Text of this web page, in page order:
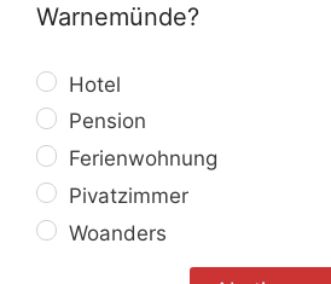
Warnemünde?
Hotel
Pension
Ferienwohnung
Pivatzimmer
Woanders